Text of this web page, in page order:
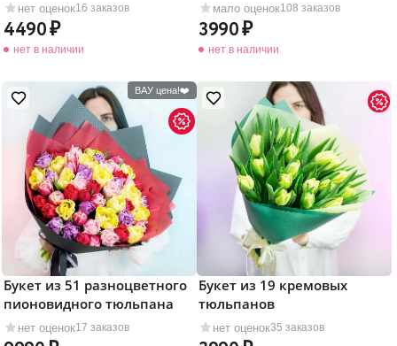
нет оценок16 заказов
4490
нет в наличии
мало оценок108 заказов
3990
нет в наличии
ВАУ цена!❤️
нет оценок17 заказов
Букет из 51 разноцветного
пионовидного тюльпана
нет оценок35 заказов
Букет из 19 кремовых
тюльпанов